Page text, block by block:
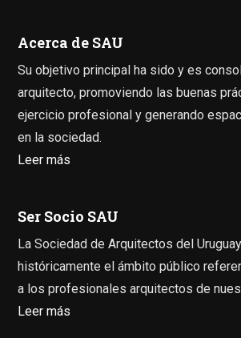
Acerca de SAU
Su objetivo principal ha sido y es
arquitecto, promoviendo las buenas
ejercicio profesional y generando
en la sociedad.
Leer más
Ser Socio SAU
La Sociedad de Arquitectos del
históricamente el ámbito público
a los profesionales arquitectos de
Leer más